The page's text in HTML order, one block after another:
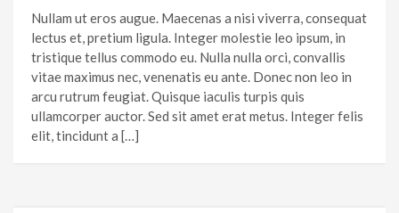
Nullam ut eros augue. Maecenas a nisi viverra, consequat
lectus et, pretium ligula. Integer molestie leo ipsum, in
tristique tellus commodo eu. Nulla nulla orci, convallis
vitae maximus nec, venenatis eu ante. Donec non leo in
arcu rutrum feugiat. Quisque iaculis turpis quis
ullamcorper auctor. Sed sit amet erat metus. Integer felis
elit, tincidunt a […]